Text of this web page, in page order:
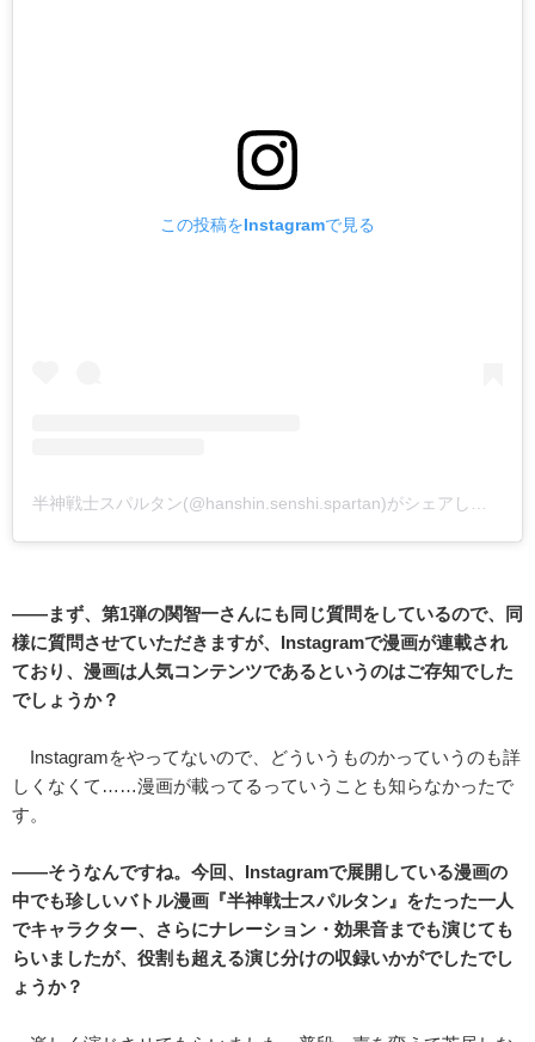
この投稿をInstagramで見る
――まず、第1弾の関智一さんにも同じ質問をしているので、同
様に質問させていただきますが、Instagramで漫画が連載され
ており、漫画は人気コンテンツであるというのはご存知でした
でしょうか？
Instagramをやってないので、どういうものかっていうのも詳
しくなくて……漫画が載ってるっていうことも知らなかったで
す。
――そうなんですね。今回、Instagramで展開している漫画の
中でも珍しいバトル漫画『半神戦士スパルタン』をたった一人
でキャラクター、さらにナレーション・効果音までも演じても
らいましたが、役割も超える演じ分けの収録いかがでしたでし
ょうか？